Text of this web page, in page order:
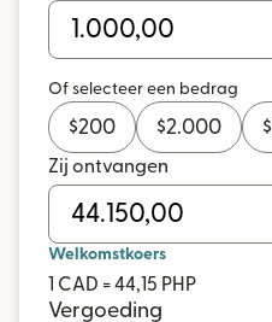
Of selecteer een bedrag
$200 $2.000 $
Zij ontvangen
Welkomstkoers
1 CAD = 44,15 PHP
Vergoeding